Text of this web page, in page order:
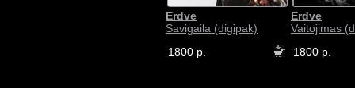
Erdve
Savigaila (digipak)
1800 р.
Erdve
Vaitojimas
1800 р.